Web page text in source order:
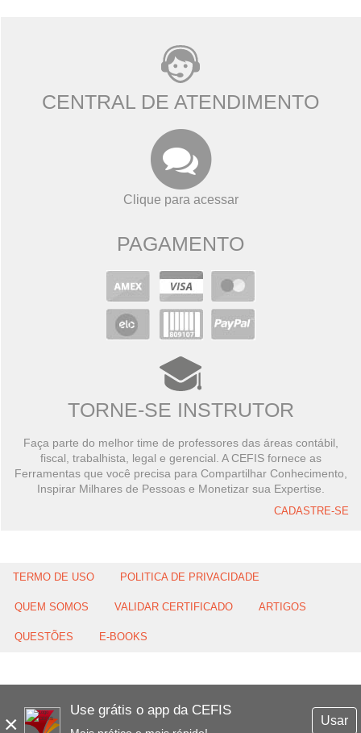
×
Use grátis o app da CEFIS
Usar
CENTRAL DE ATENDIMENTO
Clique para acessar
PAGAMENTO
TORNE-SE INSTRUTOR
Faça parte do melhor time de professores das áreas contábil,
fiscal, trabalhista, legal e gerencial. A CEFIS fornece as
Ferramentas que você precisa para Compartilhar Conhecimento,
Inspirar Milhares de Pessoas e Monetizar sua Expertise.
CADASTRE-SE
TERMO DE USO POLITICA DE PRIVACIDADE
QUEM SOMOS VALIDAR CERTIFICADO ARTIGOS
QUESTÕES E-BOOKS